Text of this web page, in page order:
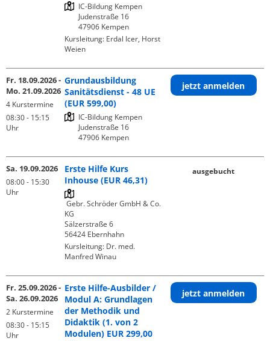
IC-Bildung Kempen
Judenstraße 16
Kursleitung: Erdal Icer, Horst
Weien
Fr. 18.09.2026 -
Mo. 21.09.2026
4 Kurstermine
08:30 - 15:15
Uhr
Grundausbildung
Sanitätsdienst - 48 UE
(EUR 599,00)
IC-Bildung Kempen
Judenstraße 16
jetzt anmelden
Sa. 19.09.2026
08:00 - 15:30
Uhr
Erste Hilfe Kurs
Inhouse (EUR 46,31)
Gebr. Schröder GmbH & Co.
KG
Sälzerstraße 6
Kursleitung: Dr. med.
Manfred Winau
ausgebucht
Fr. 25.09.2026 -
Sa. 26.09.2026
2 Kurstermine
08:30 - 15:15
Uhr
Erste Hilfe-Ausbilder /
Modul A: Grundlagen
der Methodik und
Didaktik (1. von 2
Modulen) EUR 299,00
jetzt anmelden